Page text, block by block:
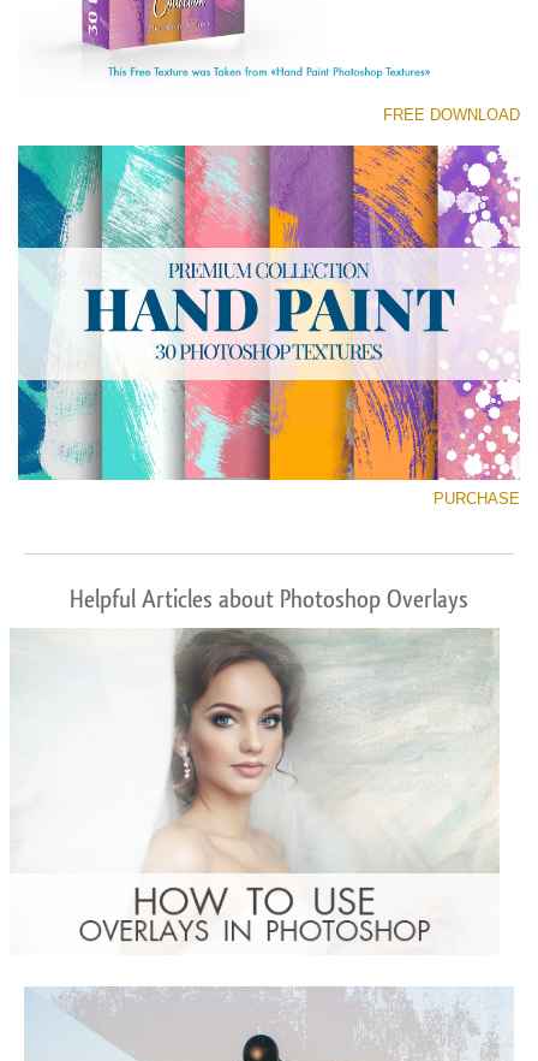
تنزيل مجاني
FREE DOWNLOAD
PURCHASE
Helpful Articles about Photoshop Overlays